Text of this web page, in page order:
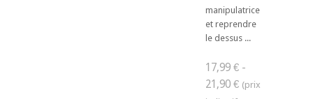
manipulatrice
et reprendre
le dessus ...
17,99 € -
21,90 €